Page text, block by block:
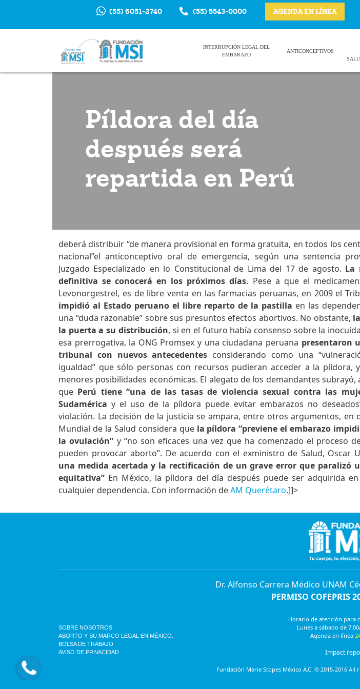
(55) 6051-2740 (55) 5543-0000 AGENDA EN LÍNEA
INTERRUPCIÓN LEGAL DEL
EMBARAZO
ANTICONCEPTIVOS
Píldora del día
después será
repartida en Perú
deberá distribuir “de manera provisional en forma gratuita, en todos los
nacional”el anticonceptivo oral de emergencia, según una sentencia
Juzgado Especializado en lo Constitucional de Lima del 17 de agosto. La
definitiva se conocerá en los próximos días. Pese a que el
Levonorgestrel, es de libre venta en las farmacias peruanas, en 2009 el
impidió al Estado peruano el libre reparto de la pastilla en las
una “duda razonable” sobre sus presuntos efectos abortivos. No obstante,
la puerta a su distribución, si en el futuro había consenso sobre la
esa prerrogativa, la ONG Promsex y una ciudadana peruana presentaron
tribunal con nuevos antecedentes considerando como una
igualdad” que sólo personas con recursos pudieran acceder a la píldora,
menores posibilidades económicas. El alegato de los demandantes subrayó,
que Perú tiene “una de las tasas de violencia sexual contra las
Sudamérica y el uso de la píldora puede evitar embarazos no
violación. La decisión de la justicia se ampara, entre otros argumentos, en
Mundial de la Salud considera que la píldora “previene el embarazo
la ovulación” y “no son eficaces una vez que ha comenzado el proceso
pueden provocar aborto”. De acuerdo con el exministro de Salud, Oscar
una medida acertada y la rectificación de un grave error que paralizó
equitativa” En México, la píldora del día después puede ser adquirida en
cualquier dependencia. Con información deAM Querétaro.]]>
Dr. Alfonso Carrera Médico UNAM
PERMISO COFEPRIS
SOBRE NOSOTROS
ABORTO Y SU MARCO LEGAL EN MÉXICO.
BOLSA DE TRABAJO
AVISO DE PRIVACIDAD
Horario de atención para
Lunes a sábado de
Agenda en línea
Impact
Fundación Marie Stopes México A.C. © 2015-2016